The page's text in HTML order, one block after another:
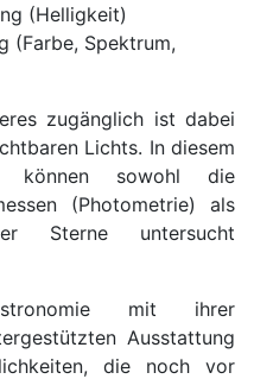
(Helligkeit)
(Farbe, Spektrum,
zugänglich ist dabei
Lichts. In diesem
können sowohl die
(Photometrie) als
Sterne untersucht
mit ihrer
Ausstattung
die noch vor